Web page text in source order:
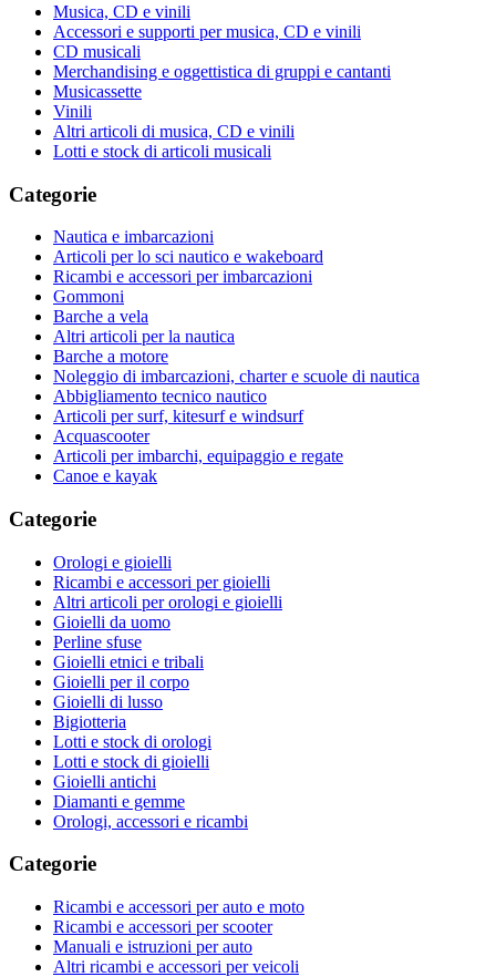
Musica, CD e vinili
Accessori e supporti per musica, CD e vinili
CD musicali
Merchandising e oggettistica di gruppi e cantanti
Musicassette
Vinili
Altri articoli di musica, CD e vinili
Lotti e stock di articoli musicali
Categorie
Nautica e imbarcazioni
Articoli per lo sci nautico e wakeboard
Ricambi e accessori per imbarcazioni
Gommoni
Barche a vela
Altri articoli per la nautica
Barche a motore
Noleggio di imbarcazioni, charter e scuole di nautica
Abbigliamento tecnico nautico
Articoli per surf, kitesurf e windsurf
Acquascooter
Articoli per imbarchi, equipaggio e regate
Canoe e kayak
Categorie
Orologi e gioielli
Ricambi e accessori per gioielli
Altri articoli per orologi e gioielli
Gioielli da uomo
Perline sfuse
Gioielli etnici e tribali
Gioielli per il corpo
Gioielli di lusso
Bigiotteria
Lotti e stock di orologi
Lotti e stock di gioielli
Gioielli antichi
Diamanti e gemme
Orologi, accessori e ricambi
Categorie
Ricambi e accessori per auto e moto
Ricambi e accessori per scooter
Manuali e istruzioni per auto
Altri ricambi e accessori per veicoli